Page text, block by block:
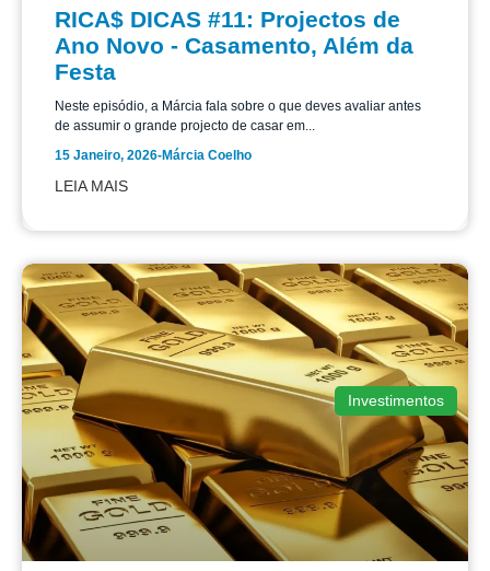
RICA$ DICAS #11: Projectos de
Ano Novo - Casamento, Além da
Festa
Neste episódio, a Márcia fala sobre o que deves avaliar antes
de assumir o grande projecto de casar em...
15 Janeiro, 2026-Márcia Coelho
LEIA MAIS
Investimentos